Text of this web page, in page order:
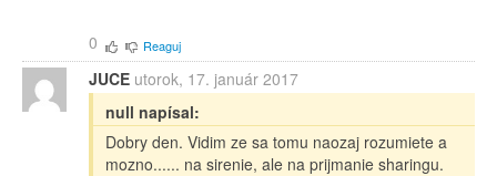
0 Reaguj
JUCE utorok, 17. január 2017
null napísal:
Dobry den. Vidim ze sa tomu naozaj rozumiete a
mozno...... na sirenie, ale na prijmanie sharingu.